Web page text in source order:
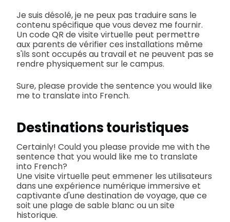
Je suis désolé, je ne peux pas traduire sans le
contenu spécifique que vous devez me fournir.
Un code QR de visite virtuelle peut permettre
aux parents de vérifier ces installations même
s'ils sont occupés au travail et ne peuvent pas se
rendre physiquement sur le campus.
Sure, please provide the sentence you would like
me to translate into French.
Destinations touristiques
Certainly! Could you please provide me with the
sentence that you would like me to translate
into French?
Une visite virtuelle peut emmener les utilisateurs
dans une expérience numérique immersive et
captivante d'une destination de voyage, que ce
soit une plage de sable blanc ou un site
historique.